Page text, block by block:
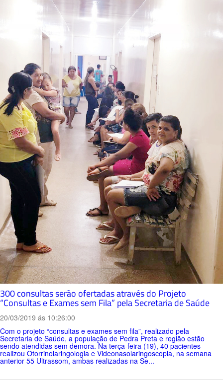
300 consultas serão ofertadas através do Projeto
“Consultas e Exames sem Fila” pela Secretaria de Saúde
20/03/2019 ás 10:26:00
Com o projeto “consultas e exames sem fila”, realizado pela
Secretaria de Saúde, a população de Pedra Preta e região estão
sendo atendidas sem demora. Na terça-feira (19), 40 pacientes
realizou Otorrinolaringologia e Videonasolaringoscopia, na semana
anterior 55 Ultrassom, ambas realizadas na Se...